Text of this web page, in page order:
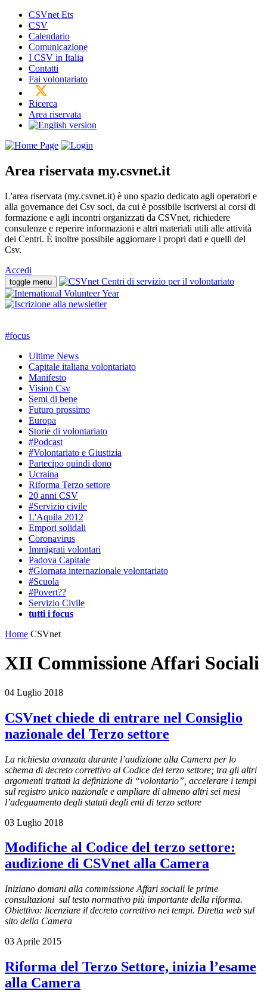
CSVnet Ets
CSV
Calendario
Comunicazione
I CSV in Italia
Contatti
Fai volontariato
Ricerca
Area riservata
Area riservata my.csvnet.it
L'area riservata (my.csvnet.it) è uno spazio dedicato agli operatori e
alla governance dei Csv soci, da cui è possibile iscriversi ai corsi di
formazione e agli incontri organizzati da CSVnet, richiedere
consulenze e reperire informazioni e altri materiali utili alle attività
dei Centri. È inoltre possibile aggiornare i propri dati e quelli del
Csv.
Accedi
toggle menu
#focus
Ultime News
Capitale italiana volontariato
Manifesto
Vision Csv
Semi di bene
Futuro prossimo
Europa
Storie di volontariato
#Podcast
#Volontariato e Giustizia
Partecipo quindi dono
Ucraina
Riforma Terzo settore
20 anni CSV
#Servizio civile
L'Aquila 2012
Empori solidali
Coronavirus
Immigrati volontari
Padova Capitale
#Giornata internazionale volontariato
#Scuola
#Povert??
Servizio Civile
tutti i focus
Home CSVnet
XII Commissione Affari Sociali
04 Luglio 2018
CSVnet chiede di entrare nel Consiglio
nazionale del Terzo settore
La richiesta avanzata durante l’audizione alla Camera per lo
schema di decreto correttivo al Codice del terzo settore; tra gli altri
argomenti trattati la definizione di “volontario”, accelerare i tempi
sul registro unico nazionale e ampliare di almeno altri sei mesi
l’adeguamento degli statuti degli enti di terzo settore
03 Luglio 2018
Modifiche al Codice del terzo settore:
audizione di CSVnet alla Camera
Iniziano domani alla commissione Affari sociali le prime
consultazioni sul testo normativo più importante della riforma.
Obiettivo: licenziare il decreto correttivo nei tempi. Diretta web sul
sito della Camera
03 Aprile 2015
Riforma del Terzo Settore, inizia l’esame
alla Camera